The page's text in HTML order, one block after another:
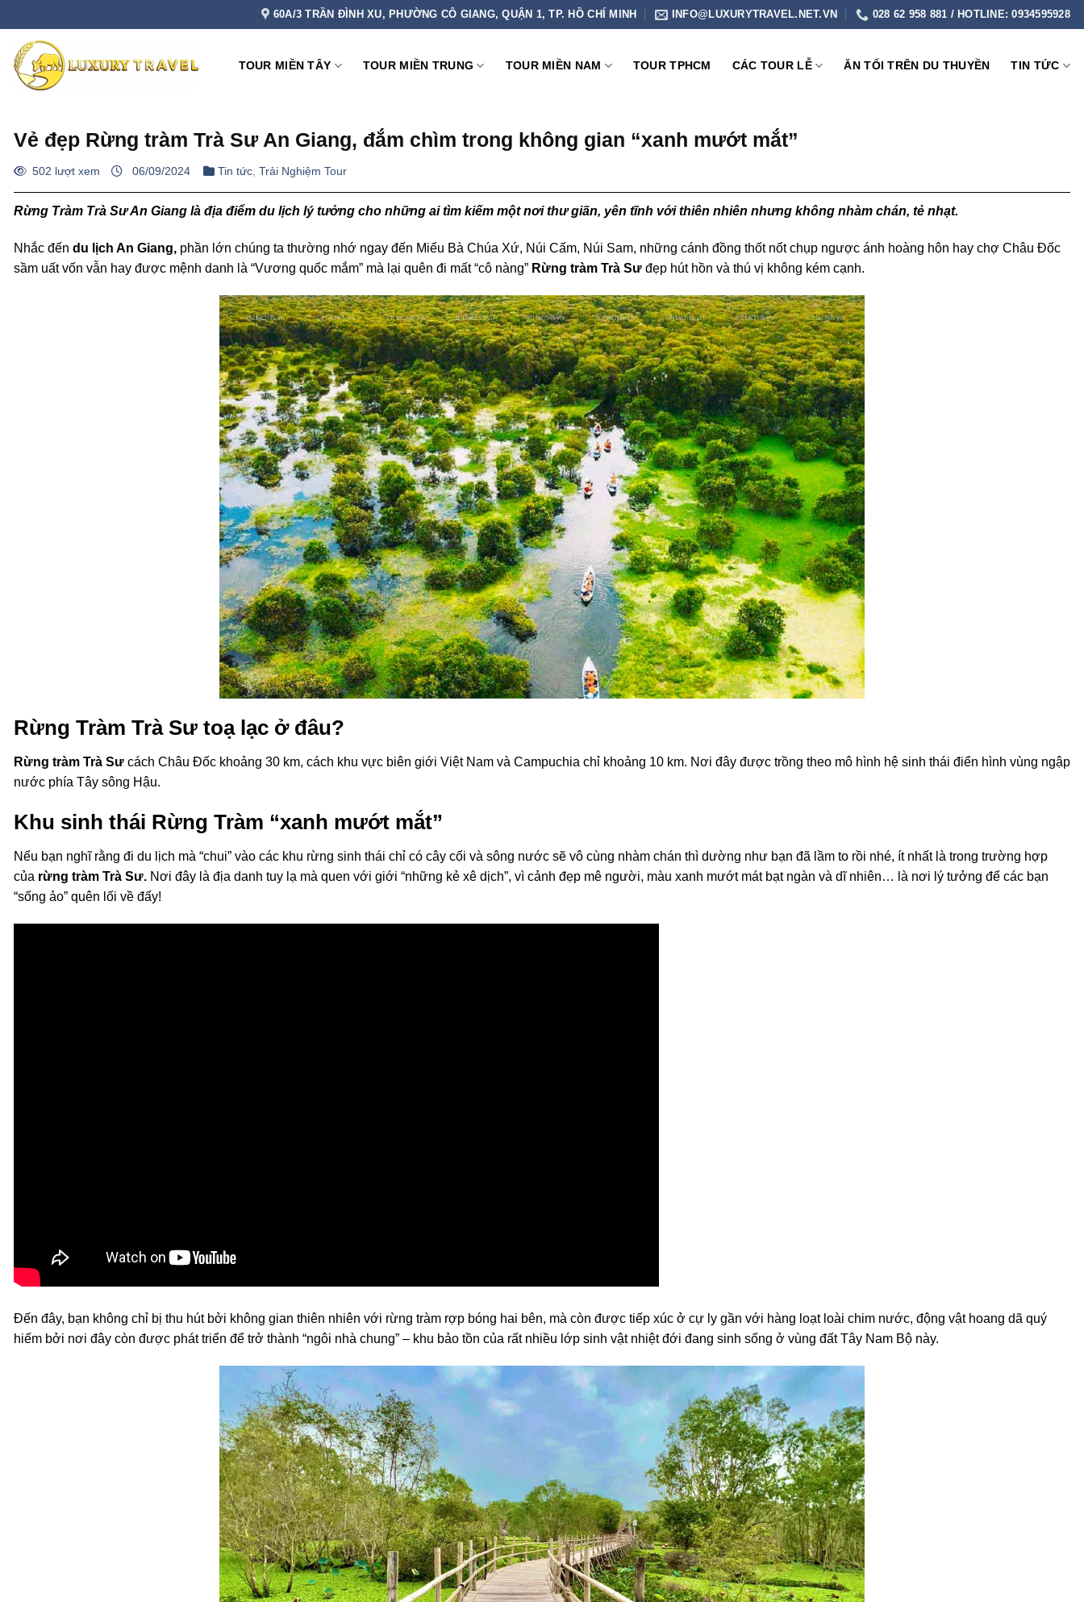
qua
dung
60A/3 TRẦN ĐÌNH XU, PHƯỜNG CÔ GIANG, QUẬN 1, TP. HỒ CHÍ MINH INFO@LUXURYTRAVEL.NET.VN 028 62 958 881 / HOTLINE: 0934595928
TOUR MIỀN TÂY TOUR MIỀN TRUNG TOUR MIỀN NAM TOUR TPHCM CÁC TOUR LỄ ĂN TỐI TRÊN DU THUYỀN TIN TỨC
Vẻ đẹp Rừng tràm Trà Sư An Giang, đắm chìm trong không gian “xanh mướt mắt”
502 lượt xem 06/09/2024 Tin tức Trải Nghiệm Tour
Rừng Tràm Trà Sư An Giang là địa điểm du lịch lý tưởng cho những ai tìm kiếm một nơi thư giãn, yên tĩnh với thiên nhiên nhưng không nhàm chán, tẻ nhạt.
Nhắc đến du lịch An Giang, phần lớn chúng ta thường nhớ ngay đến Miếu Bà Chúa Xứ, Núi Cấm, Núi Sam, những cánh đồng thốt nốt chụp ngược ánh hoàng hôn hay chợ Châu Đốc
sầm uất vốn vẫn hay được mệnh danh là “Vương quốc mắm” mà lại quên đi mất “cô nàng” Rừng tràm Trà Sư đẹp hút hồn và thú vị không kém cạnh.
Rừng Tràm Trà Sư toạ lạc ở đâu?
Rừng tràm Trà Sư cách Châu Đốc khoảng 30 km, cách khu vực biên giới Việt Nam và Campuchia chỉ khoảng 10 km. Nơi đây được trồng theo mô hình hệ sinh thái điển hình vùng ngập
nước phía Tây sông Hậu.
Khu sinh thái Rừng Tràm “xanh mướt mắt”
Nếu bạn nghĩ rằng đi du lịch mà “chui” vào các khu rừng sinh thái chỉ có cây cối và sông nước sẽ vô cùng nhàm chán thì dường như bạn đã lầm to rồi nhé, ít nhất là trong trường hợp
của rừng tràm Trà Sư. Nơi đây là địa danh tuy lạ mà quen với giới “những kẻ xê dịch”, vì cảnh đẹp mê người, màu xanh mướt mát bạt ngàn và dĩ nhiên… là nơi lý tưởng để các bạn
“sống ảo” quên lối về đấy!
Đến đây, bạn không chỉ bị thu hút bởi không gian thiên nhiên với rừng tràm rợp bóng hai bên, mà còn được tiếp xúc ở cự ly gần với hàng loạt loài chim nước, động vật hoang dã quý
hiếm bởi nơi đây còn được phát triển để trở thành “ngôi nhà chung” – khu bảo tồn của rất nhiều lớp sinh vật nhiệt đới đang sinh sống ở vùng đất Tây Nam Bộ này.